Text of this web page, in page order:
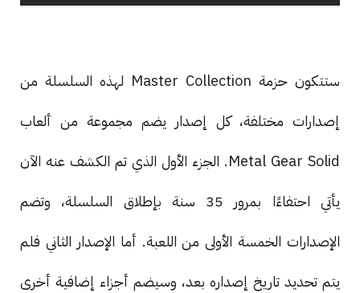
ستتكون حزمة Master Collection لهذه السلسلة من
إصدارات مختلفة، كل إصدار يضم مجموعة من ألعاب
Metal Gear Solid. الجزء الأول الذي تم الكشف عنه الآن
يأتي احتفاءًا بمرور 35 سنة بإطلاق السلسلة، وتضم
الإصدارات الخمسة الأولى من اللعبة. أما الإصدار الثاني فلم
يتم تحديد تاريخ إصداره بعد، وسيضم أجزاء إضافية أخرى